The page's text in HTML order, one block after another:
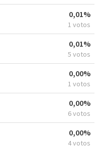
0,01%
1 votos
0,01%
5 votos
0,00%
1 votos
0,00%
6 votos
0,00%
4 votos